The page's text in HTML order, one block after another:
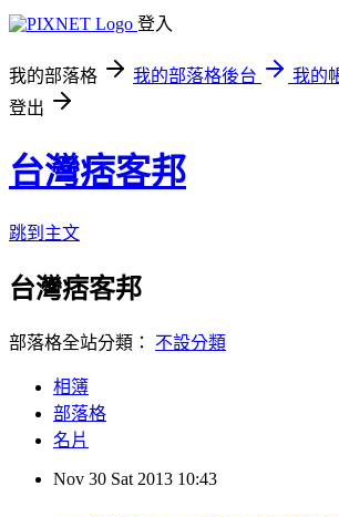
登入
我的部落格 我的部落格後台
我的
登出
台灣痞客邦
跳到主文
台灣痞客邦
部落格全站分類： 不設分類
相簿
部落格
名片
Nov 30 Sat 2013 10:43